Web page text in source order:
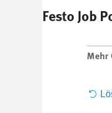
Festo Job
Nach
Mehr